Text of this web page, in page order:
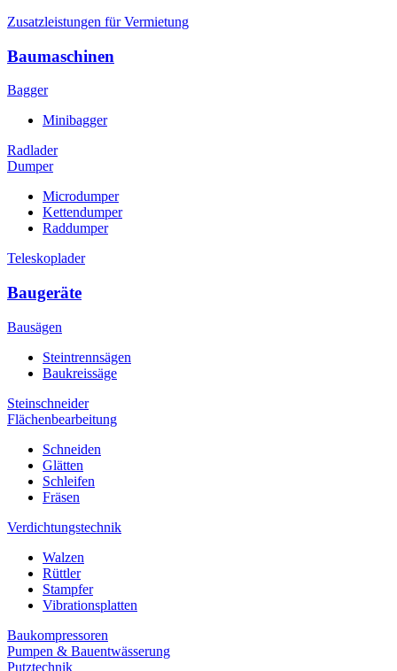
Zusatzleistungen für Vermietung
Baumaschinen
Bagger
Minibagger
Radlader
Dumper
Microdumper
Kettendumper
Raddumper
Teleskoplader
Baugeräte
Bausägen
Steintrennsägen
Baukreissäge
Steinschneider
Flächenbearbeitung
Schneiden
Glätten
Schleifen
Fräsen
Verdichtungstechnik
Walzen
Rüttler
Stampfer
Vibrationsplatten
Baukompressoren
Pumpen & Bauentwässerung
Putztechnik